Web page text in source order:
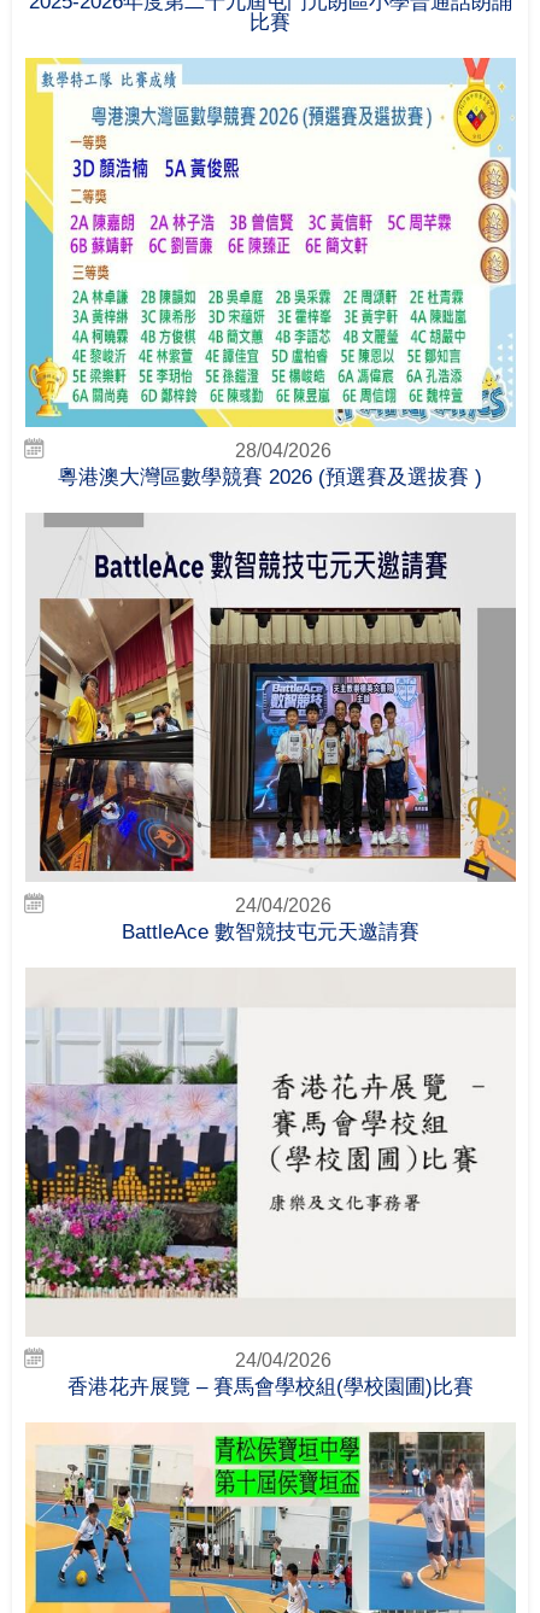
比賽
28/04/2026
粵港澳大灣區數學競賽 2026 (預選賽及選拔賽 )
24/04/2026
BattleAce 數智競技屯元天邀請賽
24/04/2026
香港花卉展覽 – 賽馬會學校組 (學校園圃)比賽